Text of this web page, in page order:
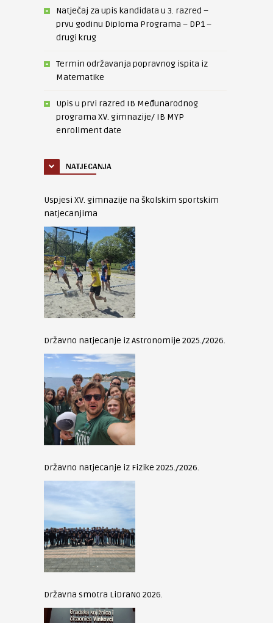
Natječaj za upis kandidata u 3. razred –
prvu godinu Diploma Programa – DP1 –
drugi krug
Termin održavanja popravnog ispita iz
Matematike
Upis u prvi razred IB Međunarodnog
programa XV. gimnazije/ IB MYP
enrollment date
NATJECANJA
Uspjesi XV. gimnazije na školskim sportskim
natjecanjima
Državno natjecanje iz Astronomije 2025./2026.
Državno natjecanje iz Fizike 2025./2026.
Državna smotra LiDraNo 2026.